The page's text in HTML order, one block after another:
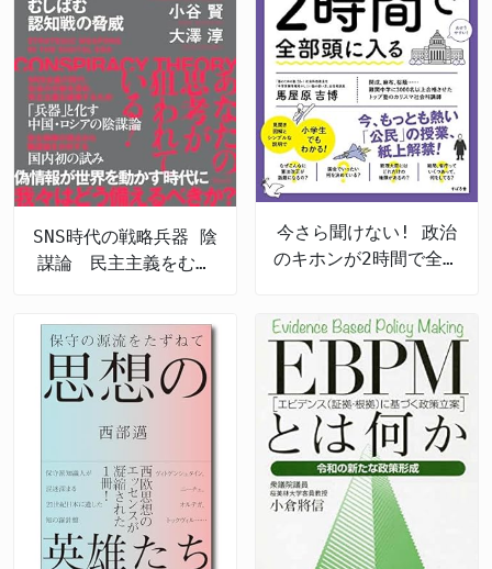
SNS時代の戦略兵器 陰
謀論 民主主義をむし
今さら聞けない! 政治
のキホンが2時間で全部